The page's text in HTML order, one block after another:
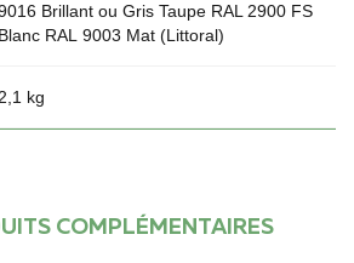
Brillant ou Gris Taupe RAL 2900 FS
Blanc RAL 9003 Mat (Littoral)
2,1 kg
COMPLÉMENTAIRES